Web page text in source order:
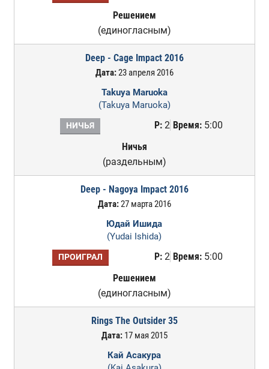
Решением
(единогласным)
Deep - Cage Impact 2016
Дата:23 апреля 2016
Takuya Maruoka
(Takuya Maruoka)
НИЧЬЯ Р:2 Время:5:00
Ничья
(раздельным)
Deep - Nagoya Impact 2016
Дата:27 марта 2016
Юдай Ишида
(Yudai Ishida)
ПРОИГРАЛ Р:2 Время:5:00
Решением
(единогласным)
Rings The Outsider 35
Дата:17 мая 2015
Кай Асакура